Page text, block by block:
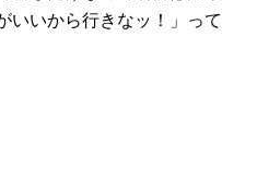
いいから行きなッ！」って